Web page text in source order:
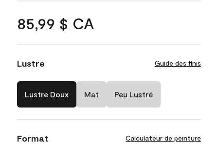
85,99 $ CA
Lustre Guide des finis
Lustre Doux Mat Peu Lustré
Format Calculateur de peinture